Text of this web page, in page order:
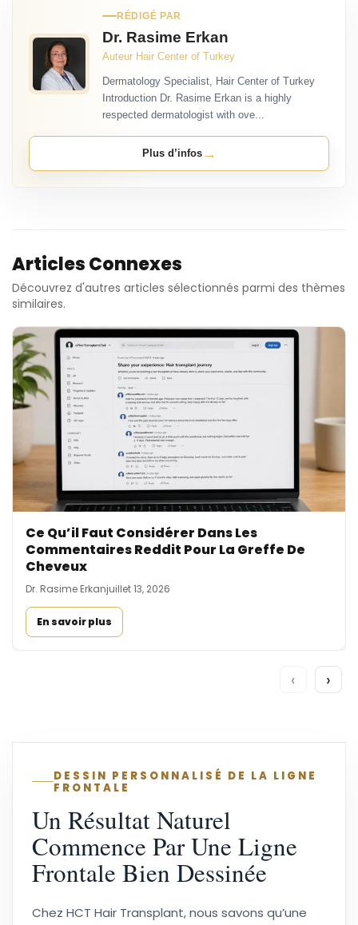
RÉDIGÉ PAR
Dr. Rasime Erkan
Auteur Hair Center of Turkey
Dermatology Specialist, Hair Center of Turkey
Introduction Dr. Rasime Erkan is a highly
respected dermatologist with ove...
Plus d’infos→
Articles Connexes
Découvrez d'autres articles sélectionnés parmi des thèmes
similaires.
Ce Qu’il Faut Considérer Dans Les
Commentaires Reddit Pour La Greffe De
Cheveux
Dr. Rasime Erkanjuillet 13, 2026
En savoir plus
‹ ›
DESSIN PERSONNALISÉ DE LA LIGNE
FRONTALE
Un Résultat Naturel
Commence Par Une Ligne
Frontale Bien Dessinée
Chez HCT Hair Transplant, nous savons qu’une